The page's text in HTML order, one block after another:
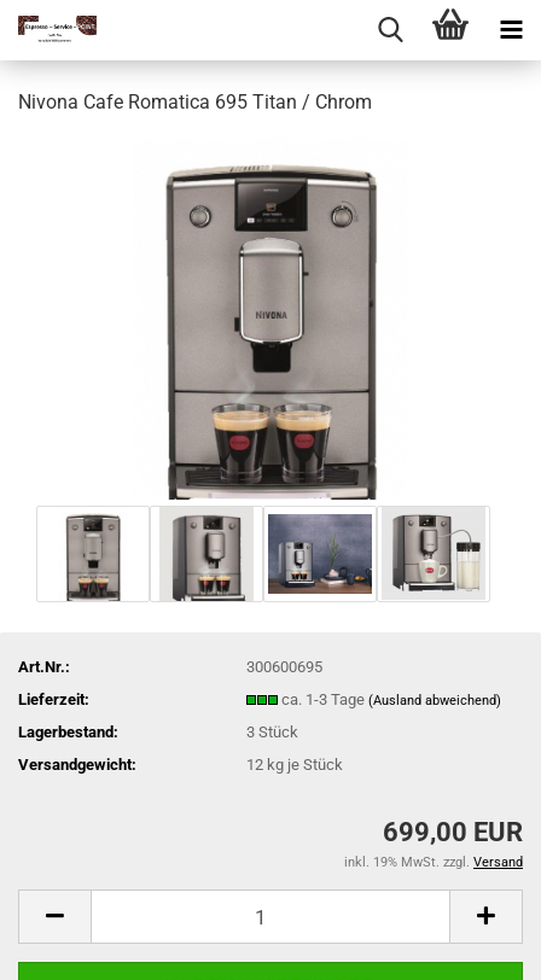
Nivona Cafe Romatica 695 Titan / Chrom
Art.Nr.:
300600695
Lieferzeit:
ca. 1-3 Tage(Ausland abweichend)
Lagerbestand: 3Stück
Versandgewicht:
12 kg je Stück
699,00 EUR
inkl. 19% MwSt. zzgl. Versand